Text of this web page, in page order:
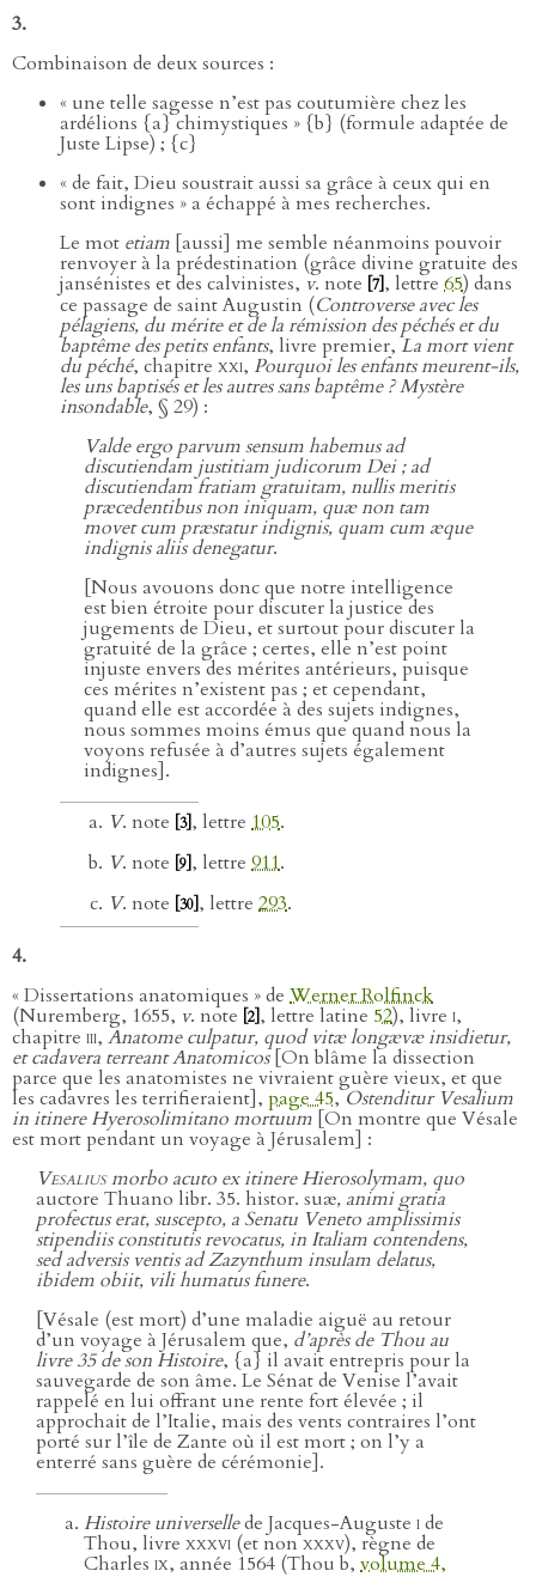
3.
Combinaison de deux sources :
« une telle sagesse n’est pas coutumière chez les
ardélions {a} chimystiques » {b} (formule adaptée de
Juste Lipse) ; {c}
« de fait, Dieu soustrait aussi sa grâce à ceux qui en
sont indignes » a échappé à mes recherches.
Le mot etiam [aussi] me semble néanmoins pouvoir
renvoyer à la prédestination (grâce divine gratuite des
jansénistes et des calvinistes, v. note [7] , lettre 65) dans
ce passage de saint Augustin (Controverse avec les
pélagiens, du mérite et de la rémission des péchés et du
baptême des petits enfants, livre premier,La mort vient
du péché, chapitre xxi, Pourquoi les enfants meurent-ils,
les uns baptisés et les autres sans baptême ? Mystère
insondable, § 29) :
Valde ergo parvum sensum habemus ad
discutiendam justitiam judicorum Dei ; ad
discutiendam fratiam gratuitam, nullis meritis
præcedentibus non iniquam, quæ non tam
movet cum præstatur indignis, quam cum æque
indignis aliis denegatur.
[Nous avouons donc que notre intelligence
est bien étroite pour discuter la justice des
jugements de Dieu, et surtout pour discuter la
gratuité de la grâce ; certes, elle n’est point
injuste envers des mérites antérieurs, puisque
ces mérites n’existent pas ; et cependant,
quand elle est accordée à des sujets indignes,
nous sommes moins émus que quand nous la
voyons refusée à d’autres sujets également
indignes].
V. note [3] , lettre 105.
V. note [9] , lettre 911.
V. note [30] , lettre 293.
4.
« Dissertations anatomiques » de Werner Rolfinck
(Nuremberg, 1655, v. note [2] , lettre latine 52), livre i,
chapitre iii, Anatome culpatur, quod vitæ longævæ insidietur,
et cadavera terreant Anatomicos[On blâme la dissection
parce que les anatomistes ne vivraient guère vieux, et que
les cadavres les terrifieraient], page 45,Ostenditur Vesalium
in itinere Hyerosolimitano mortuum [On montre que Vésale
est mort pendant un voyage à Jérusalem] :
Vesaliusmorbo acuto ex itinere Hierosolymam, quo
auctore Thuano libr. 35. histor. suæ, animi gratia
profectus erat, suscepto, a Senatu Veneto amplissimis
stipendiis constitutis revocatus, in Italiam contendens,
sed adversis ventis ad Zazynthum insulam delatus,
ibidem obiit, vili humatus funere.
[Vésale (est mort) d’une maladie aiguë au retour
d’un voyage à Jérusalem que, d’après de Thou au
livre 35 de son Histoire, {a} il avait entrepris pour la
sauvegarde de son âme. Le Sénat de Venise l’avait
rappelé en lui offrant une rente fort élevée ; il
approchait de l’Italie, mais des vents contraires l’ont
porté sur l’île de Zante où il est mort ; on l’y a
enterré sans guère de cérémonie].
Histoire universellede Jacques-Auguste ide
Thou, livre xxxvi (et nonxxxv), règne de
Charles ix, année 1564 (Thou b, volume 4,